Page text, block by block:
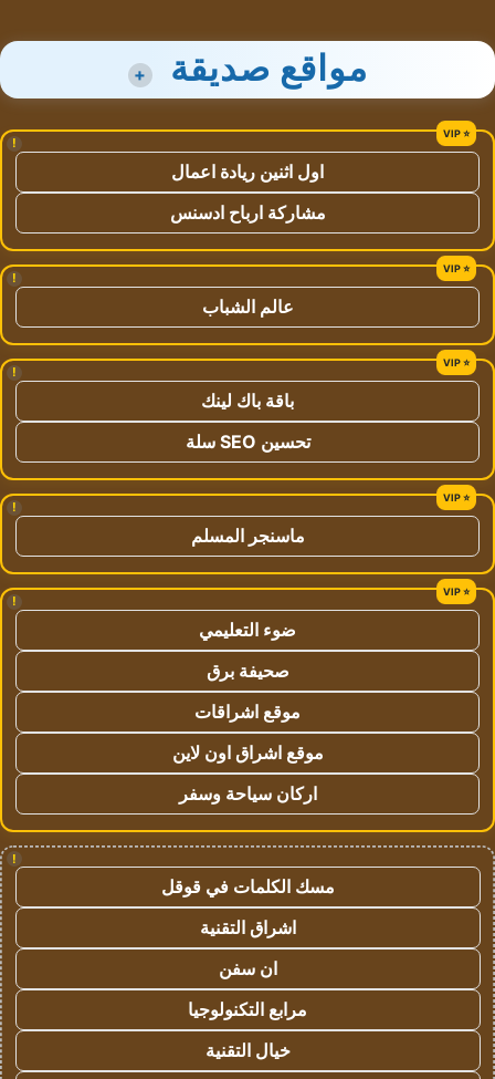
مواقع صديقة +
!
اول اثنين ريادة اعمال
مشاركة ارباح ادسنس
!
عالم الشباب
!
باقة باك لينك
تحسين SEO سلة
!
ماسنجر المسلم
!
ضوء التعليمي
صحيفة برق
موقع اشراقات
موقع اشراق اون لاين
اركان سياحة وسفر
!
مسك الكلمات في قوقل
اشراق التقنية
ان سفن
مرابع التكنولوجيا
خيال التقنية